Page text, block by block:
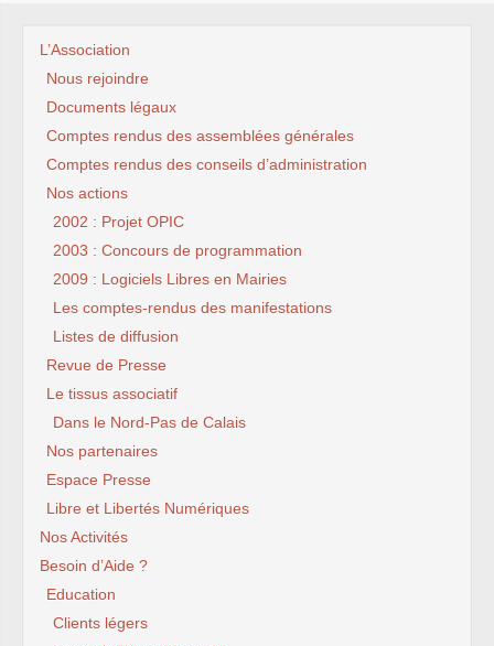
L’Association
Nous rejoindre
Documents légaux
Comptes rendus des assemblées générales
Comptes rendus des conseils d’administration
Nos actions
2002 : Projet OPIC
2003 : Concours de programmation
2009 : Logiciels Libres en Mairies
Les comptes-rendus des manifestations
Listes de diffusion
Revue de Presse
Le tissus associatif
Dans le Nord-Pas de Calais
Nos partenaires
Espace Presse
Libre et Libertés Numériques
Nos Activités
Besoin d’Aide ?
Education
Clients légers